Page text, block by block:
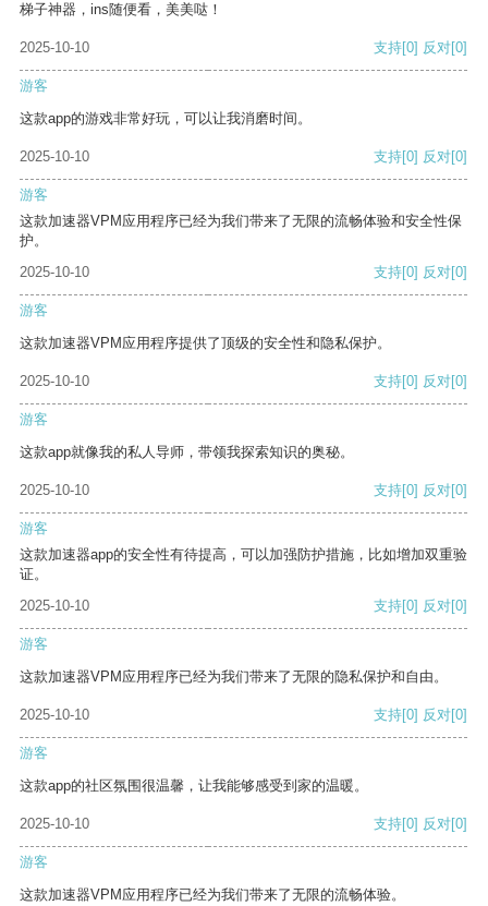
梯子神器，ins随便看，美美哒！
2025-10-10 支持[0] 反对[0]
游客
这款app的游戏非常好玩，可以让我消磨时间。
2025-10-10 支持[0] 反对[0]
游客
这款加速器VPM应用程序已经为我们带来了无限的流畅体验和安全性保
护。
2025-10-10
支持[0] 反对[0]
游客
这款加速器VPM应用程序提供了顶级的安全性和隐私保护。
2025-10-10 支持[0] 反对[0]
游客
这款app就像我的私人导师，带领我探索知识的奥秘。
2025-10-10 支持[0] 反对[0]
游客
这款加速器app的安全性有待提高，可以加强防护措施，比如增加双重验
证。
2025-10-10
支持[0] 反对[0]
游客
这款加速器VPM应用程序已经为我们带来了无限的隐私保护和自由。
2025-10-10 支持[0] 反对[0]
游客
这款app的社区氛围很温馨，让我能够感受到家的温暖。
2025-10-10 支持[0] 反对[0]
游客
这款加速器VPM应用程序已经为我们带来了无限的流畅体验。